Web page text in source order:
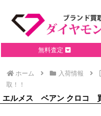
無料査定
ホーム 入荷情報
取！！
エルメス ベアン クロコ